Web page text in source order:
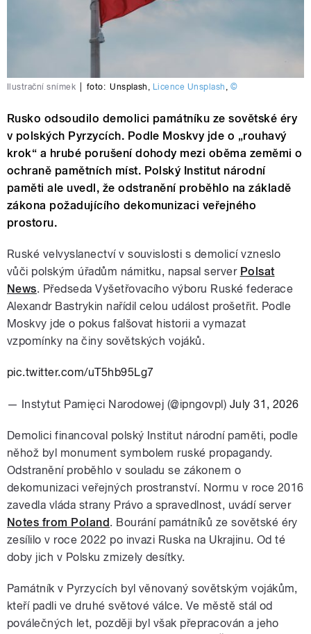
Ilustrační snímek foto: Unsplash , Licence Unsplash , ©
Rusko odsoudilo demolici památníku ze sovětské éry
v polských Pyrzycích. Podle Moskvy jde o „rouhavý
krok“ a hrubé porušení dohody mezi oběma zeměmi o
ochraně pamětních míst. Polský Institut národní
paměti ale uvedl, že odstranění proběhlo na základě
zákona požadujícího dekomunizaci veřejného
prostoru.
Ruské velvyslanectví v souvislosti s demolicí vzneslo
vůči polským úřadům námitku, napsal server Polsat
News. Předseda Vyšetřovacího výboru Ruské federace
Alexandr Bastrykin nařídil celou událost prošetřit. Podle
Moskvy jde o pokus falšovat historii a vymazat
vzpomínky na činy sovětských vojáků.
pic.twitter.com/uT5hb95Lg7
— Instytut Pamięci Narodowej (@ipngovpl) July 31, 2026
Demolici financoval polský Institut národní paměti, podle
něhož byl monument symbolem ruské propagandy.
Odstranění proběhlo v souladu se zákonem o
dekomunizaci veřejných prostranství. Normu v roce 2016
zavedla vláda strany Právo a spravedlnost, uvádí server
Notes from Poland. Bourání památníků ze sovětské éry
zesílilo v roce 2022 po invazi Ruska na Ukrajinu. Od té
doby jich v Polsku zmizely desítky.
Památník v Pyrzycích byl věnovaný sovětským vojákům,
kteří padli ve druhé světové válce. Ve městě stál od
poválečných let, později byl však přepracován a jeho